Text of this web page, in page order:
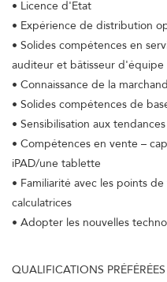
• Licence d'État
• Expérience de distribution
• Solides compétences en
auditeur et bâtisseur d'équipe
• Connaissance de la
• Solides compétences de
• Sensibilisation aux
• Compétences en vente –
iPAD/une tablette
• Familiarité avec les points
calculatrices
• Adopter les nouvelles
QUALIFICATIONS PRÉFÉRÉES